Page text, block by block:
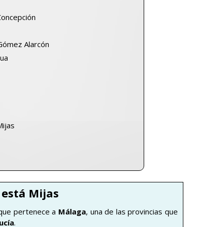
Alarcón
Mijas
pertenece a Málaga, una de las provincias que
.